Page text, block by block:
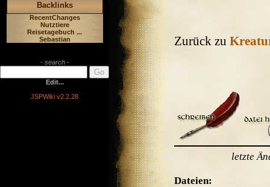
Backlinks
RecentChanges
Nutztiere
Reisetagebuch ...
Sebastian
- search -
Edit...
JSPWiki v2.2.28
Zurück zu
letzte
Dateien: